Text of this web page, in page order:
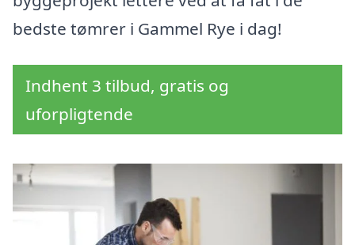
bedste tømrer i Gammel Rye i dag!
Indhent 3 tilbud, gratis og
uforpligtende